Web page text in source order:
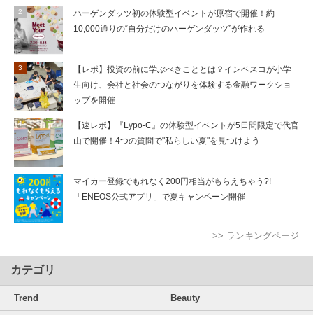
ハーゲンダッツ初の体験型イベントが原宿で開催！約
10,000通りの“自分だけのハーゲンダッツ”が作れる
【レポ】投資の前に学ぶべきこととは？インベスコが小学
生向け、会社と社会のつながりを体験する金融ワークショ
ップを開催
【速レポ】『Lypo-C』の体験型イベントが5日間限定で代官
山で開催！4つの質問で"私らしい夏"を見つけよう
マイカー登録でもれなく200円相当がもらえちゃう?!
「ENEOS公式アプリ」で夏キャンペーン開催
>> ランキングページ
カテゴリ
Trend Beauty